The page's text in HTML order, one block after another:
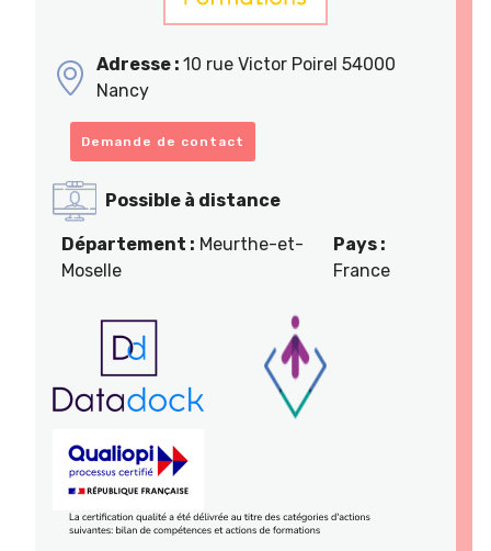
Adresse : 10 rue Victor Poirel 54000
Nancy
Demande de contact
Possible à distance
Département : Meurthe-et-
Moselle
Pays :
France